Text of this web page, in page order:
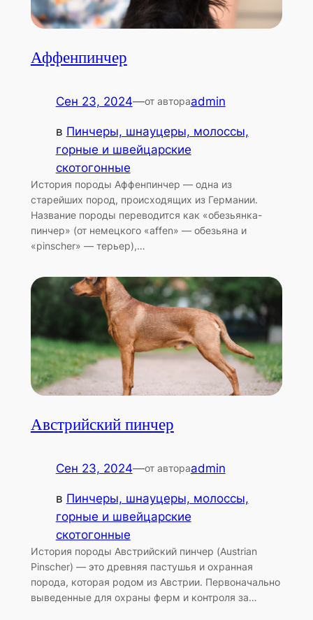
Аффенпинчер
Сен 23, 2024—от автораadmin
в Пинчеры, шнауцеры, молоссы,
горные и швейцарские
скотогонные
История породы Аффенпинчер — одна из
старейших пород, происходящих из Германии.
Название породы переводится как «обезьянка-
пинчер» (от немецкого «affen» — обезьяна и
«pinscher» — терьер),…
Австрийский пинчер
Сен 23, 2024—от автораadmin
в Пинчеры, шнауцеры, молоссы,
горные и швейцарские
скотогонные
История породы Австрийский пинчер (Austrian
Pinscher) — это древняя пастушья и охранная
порода, которая родом из Австрии. Первоначально
выведенные для охраны ферм и контроля за…